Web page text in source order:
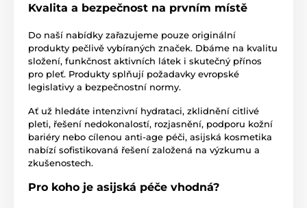
Kvalita a bezpečnost na prvním místě
Do naší nabídky zařazujeme pouze originální
produkty pečlivě vybíraných značek. Dbáme na kvalitu
složení, funkčnost aktivních látek i skutečný přínos
pro pleť. Produkty splňují požadavky evropské
legislativy a bezpečnostní normy.
Ať už hledáte intenzivní hydrataci, zklidnění citlivé
pleti, řešení nedokonalostí, rozjasnění, podporu kožní
bariéry nebo cílenou anti-age péči, asijská kosmetika
nabízí sofistikovaná řešení založená na výzkumu a
zkušenostech.
Pro koho je asijská péče vhodná?